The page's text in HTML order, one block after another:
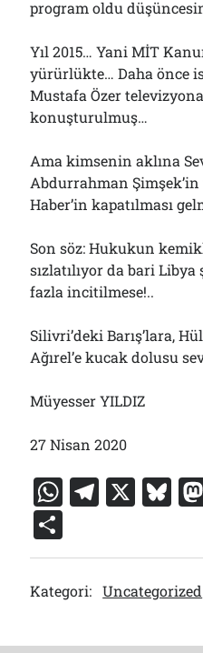
program oldu
Yıl 2015… Yani MİT
yürürlükte… Daha önce
Mustafa Özer televizyona
konuşturulmuş…
Ama kimsenin aklına
Abdurrahman
Haber’in kapatılması
Son söz: Hukukun
sızlatılıyor da bari
fazla incitilmese!..
Silivri’deki Barış’lara,
Ağırel’e kucak dolusu
Müyesser YILDIZ
27 Nisan 2020
W
at
s
A
p
T
e
gr
a
m
X Bl
e
s
k
y
h
ar
e
Kategori: Uncategorized